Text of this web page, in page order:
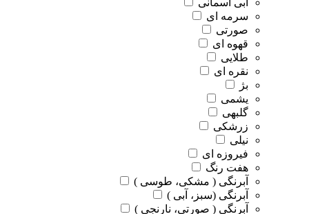
سرمه ای
صورتی
قهوه ای
طلایی
نقره ای
بژ
یشمی
گلبهی
زرشکی
نیلی
فیروزه ای
هفت رنگ
آبرنگی ( مشکی، طوسی )
آبرنگی (سبز، آبی )
آبرنگی ( صورتی، نارنجی )